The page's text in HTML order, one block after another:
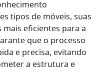
tipos de móveis, suas
eficientes para a
que o processo
e precisa, evitando
a estrutura e